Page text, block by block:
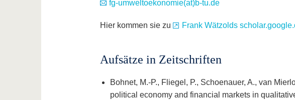
fg-umweltoekonomie(at)b-tu.de
Hier kommen sie zu Frank Wätzolds
Aufsätze in Zeitschriften
Bohnet, M.-P., Fliegel, P., Schoenauer, A., van
political economy and financial markets in